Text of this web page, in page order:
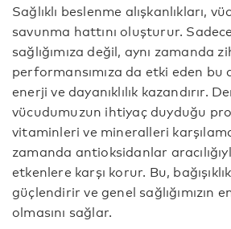
Sağlıklı beslenme alışkanlıkları,
savunma hattını oluşturur.
sağlığımıza değil, aynı zamanda
performansımıza da etki eden bu
enerji ve dayanıklılık kazandırır.
vücudumuzun ihtiyaç duyduğu
vitaminleri ve mineralleri
zamanda antioksidanlar
etkenlere karşı korur. Bu,
güçlendirir ve genel sağlığımızın
olmasını sağlar.